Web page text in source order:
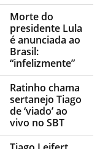
Morte do
presidente Lula
é anunciada ao
Brasil:
“infelizmente”
Ratinho chama
sertanejo Tiago
de ‘viado’ ao
vivo no SBT